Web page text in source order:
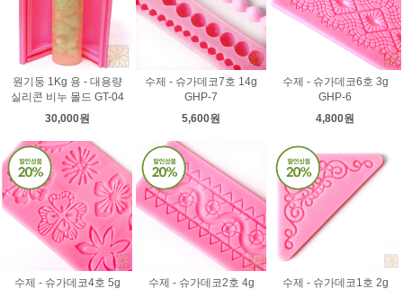
원기둥 1Kg 용 - 대용량
실리콘 비누 몰드 GT-04
30,000원
수제 - 슈가데코7호 14g
GHP-7
5,600원
수제 - 슈가데코6호 3g
GHP-6
4,800원
수제 - 슈가데코4호 5g
수제 - 슈가데코2호 4g
수제 - 슈가데코1호 2g